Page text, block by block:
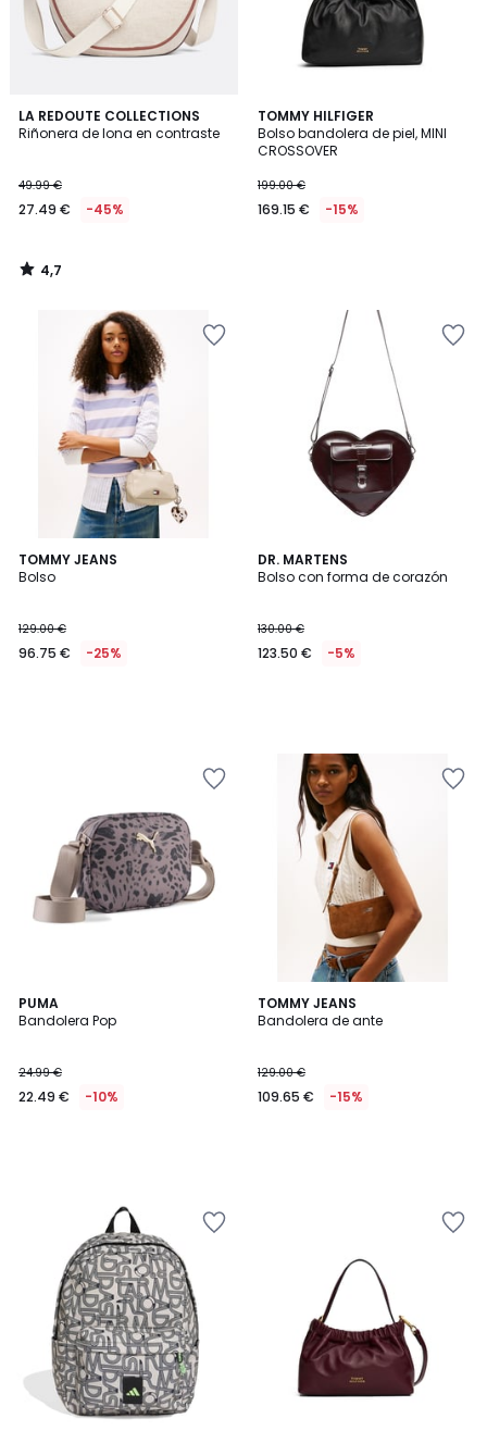
LA REDOUTE COLLECTIONS
Riñonera de lona en contraste
49.99 €
27.49 € -45%
4,7
/ 5
4,7
/
TOMMY HILFIGER
Bolso bandolera de piel, MINI
CROSSOVER
199.00 €
169.15 € -15%
TOMMY JEANS
Bolso
129.00 €
96.75 € -25%
DR. MARTENS
Bolso con forma de corazón
130.00 €
123.50 € -5%
PUMA
Bandolera Pop
24.99 €
22.49 € -10%
TOMMY JEANS
Bandolera de ante
129.00 €
109.65 € -15%